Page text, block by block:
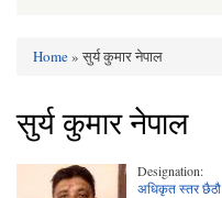
You are here
Home» सुर्य कुमार नेपाल
सुर्य कुमार नेपाल
Designation:
अधिकृत स्तर छैठौ